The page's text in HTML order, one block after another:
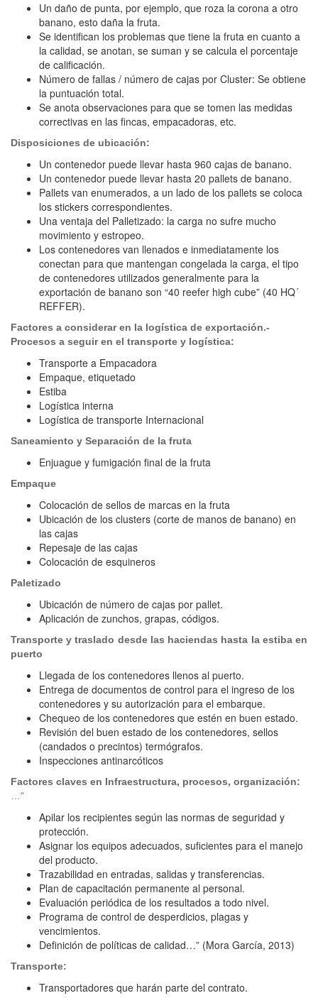
Un daño de punta, por ejemplo, que roza la corona a otro
banano, esto daña la fruta.
Se identifican los problemas que tiene la fruta en cuanto a
la calidad, se anotan, se suman y se calcula el porcentaje
de calificación.
Número de fallas / número de cajas por Cluster: Se obtiene
la puntuación total.
Se anota observaciones para que se tomen las medidas
correctivas en las fincas, empacadoras, etc.
Disposiciones de ubicación:
Un contenedor puede llevar hasta 960 cajas de banano.
Un contenedor puede llevar hasta 20 pallets de banano.
Pallets van enumerados, a un lado de los pallets se coloca
los stickers correspondientes.
Una ventaja del Palletizado: la carga no sufre mucho
movimiento y estropeo.
Los contenedores van llenados e inmediatamente los
conectan para que mantengan congelada la carga, el tipo
de contenedores utilizados generalmente para la
exportación de banano son “40 reefer high cube” (40 HQ´
REFFER).
Factores a considerar en la logística de exportación.-
Procesos a seguir en el transporte y logística:
Transporte a Empacadora
Empaque, etiquetado
Estiba
Logística interna
Logística de transporte Internacional
Saneamiento y Separación de la fruta
Enjuague y fumigación final de la fruta
Empaque
Colocación de sellos de marcas en la fruta
Ubicación de los clusters (corte de manos de banano) en
las cajas
Repesaje de las cajas
Colocación de esquineros
Paletizado
Ubicación de número de cajas por pallet.
Aplicación de zunchos, grapas, códigos.
Transporte y traslado desde las haciendas hasta la estiba en
puerto
Llegada de los contenedores llenos al puerto.
Entrega de documentos de control para el ingreso de los
contenedores y su autorización para el embarque.
Chequeo de los contenedores que estén en buen estado.
Revisión del buen estado de los contenedores, sellos
(candados o precintos) termógrafos.
Inspecciones antinarcóticos
Factores claves en Infraestructura, procesos, organización:
…“
Apilar los recipientes según las normas de seguridad y
protección.
Asignar los equipos adecuados, suficientes para el manejo
del producto.
Trazabilidad en entradas, salidas y transferencias.
Plan de capacitación permanente al personal.
Evaluación periódica de los resultados a todo nivel.
Programa de control de desperdicios, plagas y
vencimientos.
Definición de políticas de calidad…” (Mora García, 2013)
Transporte:
Transportadores que harán parte del contrato.